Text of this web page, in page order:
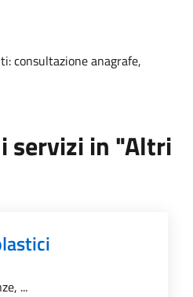
consultazione anagrafe,
servizi in "Altri
...